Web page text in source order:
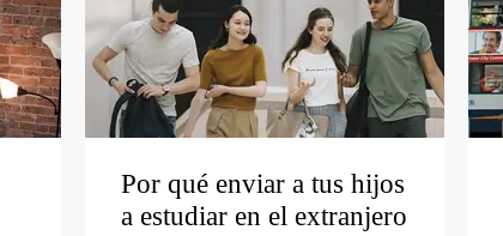
Por qué enviar a tus hijos
a estudiar en el extranjero